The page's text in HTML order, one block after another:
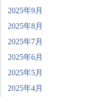
2025年9月
2025年8月
2025年7月
2025年6月
2025年5月
2025年4月